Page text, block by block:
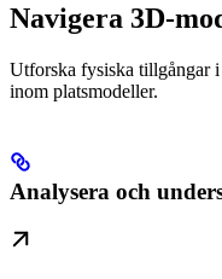
Navigera 3D-
Utforska fysiska tillgångar
inom platsmodeller.
Analysera och